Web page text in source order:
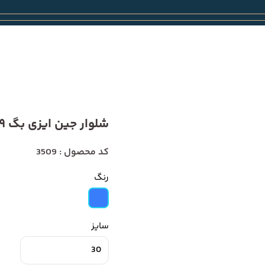
شلوار جین ایزی بگ 3509
کد محصول : 3509
رنگ
سایز
30